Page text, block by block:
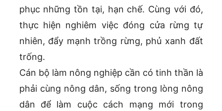
phục những tồn tại, hạn chế. Cùng với đó,
thực hiện nghiêm việc đóng cửa rừng tự
nhiên, đẩy mạnh trồng rừng, phủ xanh đất
trống.
Cán bộ làm nông nghiệp cần có tinh thần là
phải cùng nông dân, sống trong lòng nông
dân để làm cuộc cách mạng mới trong